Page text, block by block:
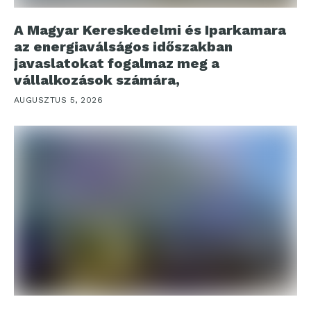
A Magyar Kereskedelmi és Iparkamara
az energiaválságos időszakban
javaslatokat fogalmaz meg a
vállalkozások számára,
AUGUSZTUS 5, 2026